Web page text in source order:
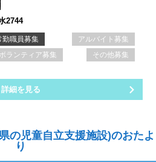
2744
勤職員募集
アルバイト募集
ボランティア募集 その他募集
詳細を見る
の児童自立支援施設)のおたよ
り